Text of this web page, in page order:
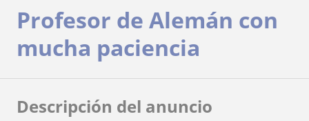
Profesor de Alemán con
mucha paciencia
Descripción del anuncio